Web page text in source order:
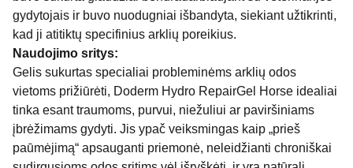
gydytojais ir buvo nuodugniai išbandyta, siekiant užtikrinti,
kad ji atitiktų specifinius arklių poreikius.
Naudojimo sritys:
Gelis sukurtas specialiai probleminėms arklių odos
vietoms prižiūrėti, Doderm Hydro RepairGel Horse idealiai
tinka esant traumoms, purvui, niežuliui ar paviršiniams
įbrėžimams gydyti. Jis ypač veiksmingas kaip „prieš
paūmėjimą“ apsauganti priemonė, neleidžianti chroniškai